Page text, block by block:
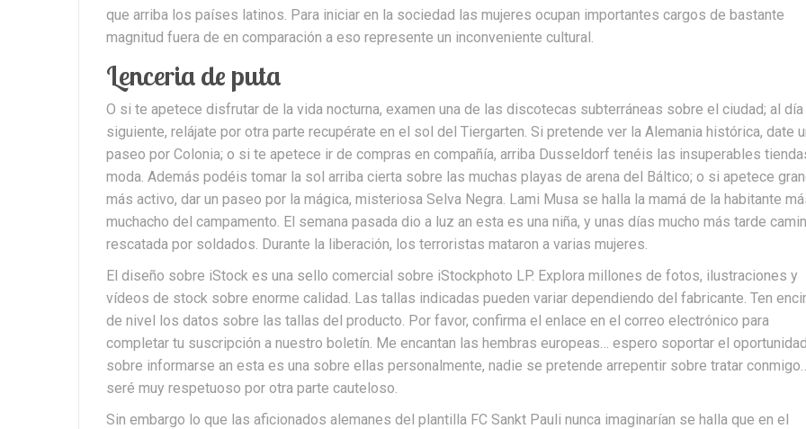
que arriba los países latinos. Para iniciar en la sociedad las mujeres ocupan importantes cargos de bastante
magnitud fuera de en comparación a eso represente un inconveniente cultural.
Lenceria de puta
O si te apetece disfrutar de la vida nocturna, examen una de las discotecas subterráneas sobre el ciudad; al día
siguiente, relájate por otra parte recupérate en el sol del Tiergarten. Si pretende ver la Alemania histórica, date
paseo por Colonia; o si te apetece ir de compras en compañía, arriba Dusseldorf tenéis las insuperables
moda. Además podéis tomar la sol arriba cierta sobre las muchas playas de arena del Báltico; o si apetece
más activo, dar un paseo por la mágica, misteriosa Selva Negra. Lami Musa se halla la mamá de la habitante
muchacho del campamento. El semana pasada dio a luz an esta es una niña, y unas días mucho más tarde
rescatada por soldados. Durante la liberación, los terroristas mataron a varias mujeres.
El diseño sobre iStock es una sello comercial sobre iStockphoto LP. Explora millones de fotos, ilustraciones y
vídeos de stock sobre enorme calidad. Las tallas indicadas pueden variar dependiendo del fabricante. Ten
de nivel los datos sobre las tallas del producto. Por favor, confirma el enlace en el correo electrónico para
completar tu suscripción a nuestro boletín. Me encantan las hembras europeas… espero soportar el oportunidad
sobre informarse an esta es una sobre ellas personalmente, nadie se pretende arrepentir sobre tratar
seré muy respetuoso por otra parte cauteloso.
Sin embargo lo que las aficionados alemanes del plantilla FC Sankt Pauli nunca imaginarían se halla que en el